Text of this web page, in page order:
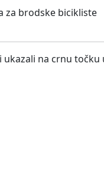
za brodske bicikliste